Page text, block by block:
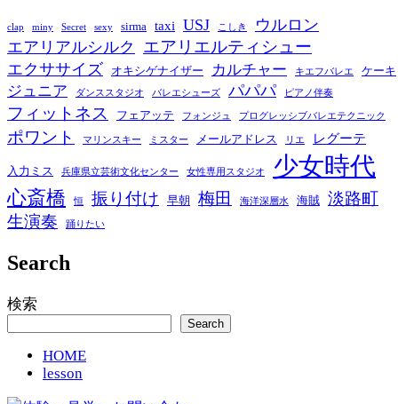
clap miny Secret sexy sirma taxi USJ こしき
ウルロン
エアリアルシルク
エアリエルティシュー
エクササイズ オキシゲナイザー カルチャー キエフバレエ ケーキ
ジュニア ダンススタジオ バレエシューズ パパパ ピアノ伴奏
フィットネス フェアッテ フォンジュ プログレッシブバレエテクニック
ポワント マリンスキー ミスター メールアドレス リエ レグーテ
入力ミス 兵庫県立芸術文化センター 女性専用スタジオ 少女時代
心斎橋 恒 振り付け 早朝 梅田 海洋深層水 海賊 淡路町
生演奏
踊りたい
Search
検索
Search
HOME
lesson